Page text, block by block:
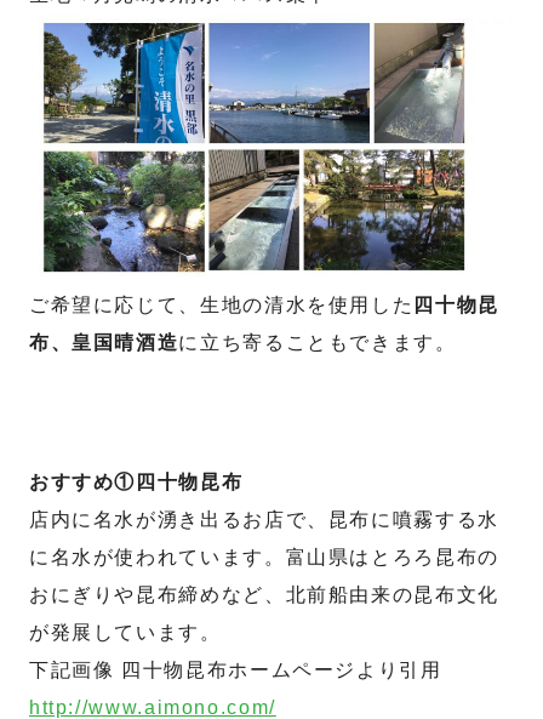
ご希望に応じて、生地の清水を使用した 四十物昆
布、皇国晴酒造に立ち寄ることもできます。
おすすめ①四十物昆布
店内に名水が湧き出るお店で、昆布に噴霧する水
に名水が使われています。富山県はとろろ昆布の
おにぎりや昆布締めなど、北前船由来の昆布文化
が発展しています。
下記画像 四十物昆布ホームページより引用
http://www.aimono.com/